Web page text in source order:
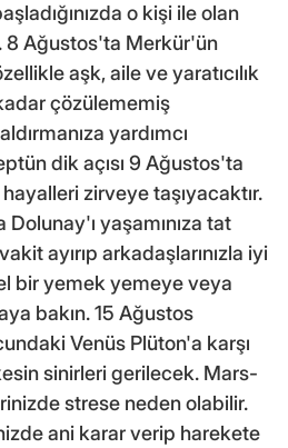
o kişi ile olan
8 Ağustos'ta Merkür'ün
aşk, aile ve yaratıcılık
çözülememiş
yardımcı
dik açısı 9 Ağustos'ta
zirveye taşıyacaktır.
yaşamınıza tat
ayırıp arkadaşlarınızla iyi
bir yemek yemeye veya
bakın. 15 Ağustos
Venüs Plüton'a karşı
sinirleri gerilecek. Mars-
strese neden olabilir.
ani karar verip harekete